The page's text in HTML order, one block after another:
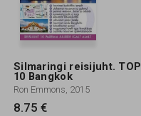
Silmaringi reisijuht. TOP
10 Bangkok
Ron Emmons, 2015
8.75 €